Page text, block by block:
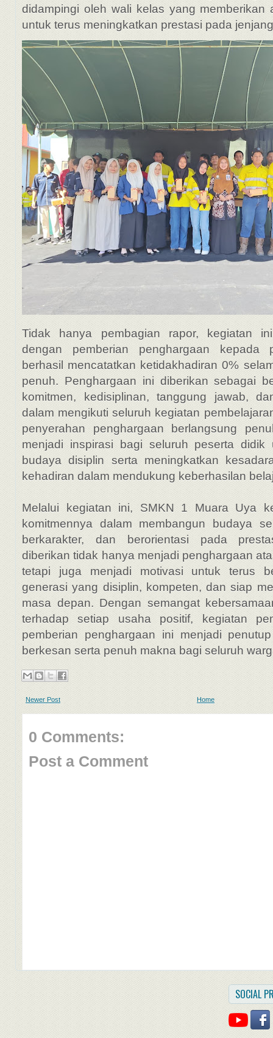
didampingi oleh wali kelas yang memberikan
untuk terus meningkatkan prestasi pada
Tidak hanya pembagian rapor, kegiatan
dengan pemberian penghargaan kepada
berhasil mencatatkan ketidakhadiran 0%
penuh. Penghargaan ini diberikan sebagai
komitmen, kedisiplinan, tanggung jawab,
dalam mengikuti seluruh kegiatan
penyerahan penghargaan berlangsung
menjadi inspirasi bagi seluruh peserta didik
budaya disiplin serta meningkatkan
kehadiran dalam mendukung keberhasilan
Melalui kegiatan ini, SMKN 1 Muara Uya
komitmennya dalam membangun budaya
berkarakter, dan berorientasi pada
diberikan tidak hanya menjadi penghargaan
tetapi juga menjadi motivasi untuk terus
generasi yang disiplin, kompeten, dan siap
masa depan. Dengan semangat
terhadap setiap usaha positif, kegiatan
pemberian penghargaan ini menjadi
berkesan serta penuh makna bagi seluruh
Newer Post Home
0 Comments:
Post a Comment
SOCIAL